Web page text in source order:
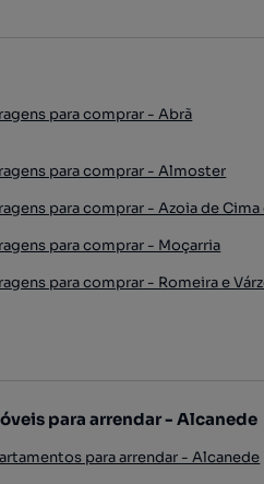
para comprar - Abrã
para comprar - Almoster
para comprar - Azoia de Cima
para comprar - Moçarria
para comprar - Romeira e
para arrendar - Alcanede
para arrendar - Alcanede